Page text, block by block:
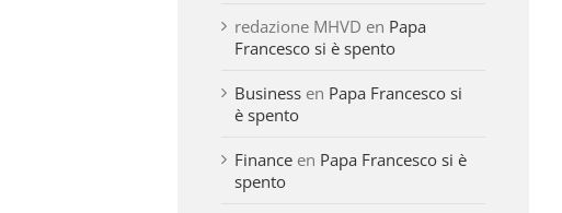
redazione MHVD en Papa
Francesco si è spento
Business en Papa Francesco si
è spento
Finance en Papa Francesco si è
spento